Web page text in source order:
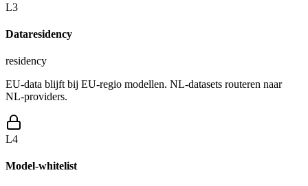
L3
Dataresidency
residency
EU-data blijft bij EU-regio modellen. NL-datasets routeren naar
NL-providers.
L4
Model-whitelist